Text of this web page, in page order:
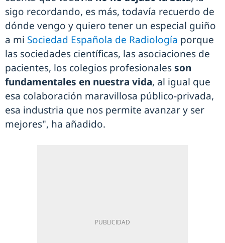
sigo recordando, es más, todavía recuerdo de
dónde vengo y quiero tener un especial guiño
a mi Sociedad Española de Radiología porque
las sociedades científicas, las asociaciones de
pacientes, los colegios profesionalesson
fundamentales en nuestra vida, al igual que
esa colaboración maravillosa público-privada,
esa industria que nos permite avanzar y ser
mejores", ha añadido.